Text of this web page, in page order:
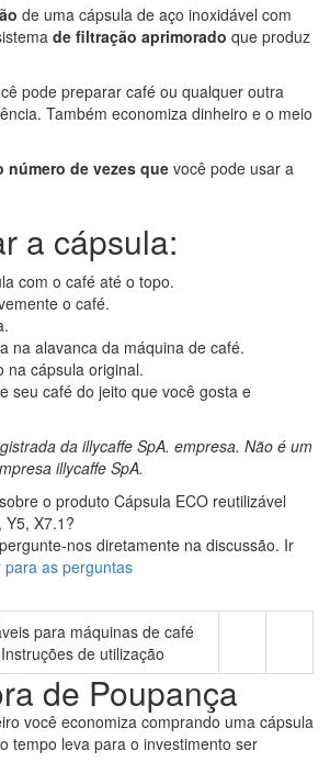
de uma cápsula de aço inoxidável com
de filtração aprimorado que produz
pode preparar café ou qualquer outra
Também economiza dinheiro e o meio
número de vezes que você pode usar a
a cápsula:
com o café até o topo.
o café.
na alavanca da máquina de café.
na cápsula original.
seu café do jeito que você gosta e
da illycaffe SpA. empresa. Não é um
illycaffe SpA.
sobre o produto Cápsula ECO reutilizável
X7.1?
nos diretamente na discussão. Ir
para as perguntas
para máquinas de café
de utilização
de Poupança
você economiza comprando uma cápsula
tempo leva para o investimento ser